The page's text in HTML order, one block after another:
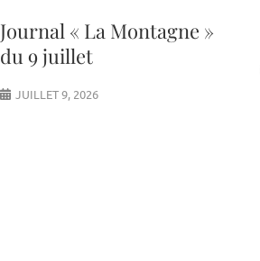
Journal « La Montagne »
du 9 juillet
JUILLET 9, 2026